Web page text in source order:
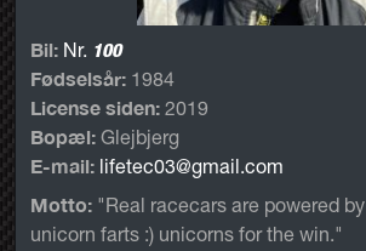
Bil: Nr. 100
Fødselsår: 1984
License siden: 2019
Bopæl: Glejbjerg
E-mail: lifetec03@gmail.com
Motto: "Real racecars are powered by
unicorn farts :) unicorns for the win."